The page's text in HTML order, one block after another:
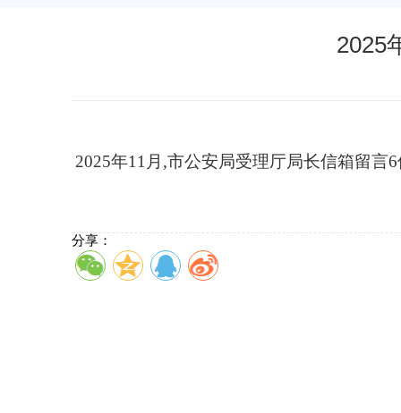
2025
2025年11月,市公安局受理厅局长信箱留言
分享：